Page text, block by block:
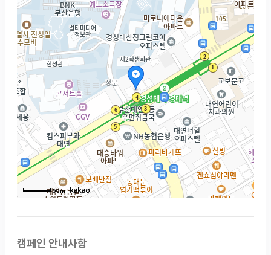
50m
캠페인 안내사항